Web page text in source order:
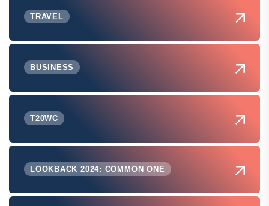
TRAVEL
BUSINESS
T20WC
LOOKBACK 2024: COMMON ONE